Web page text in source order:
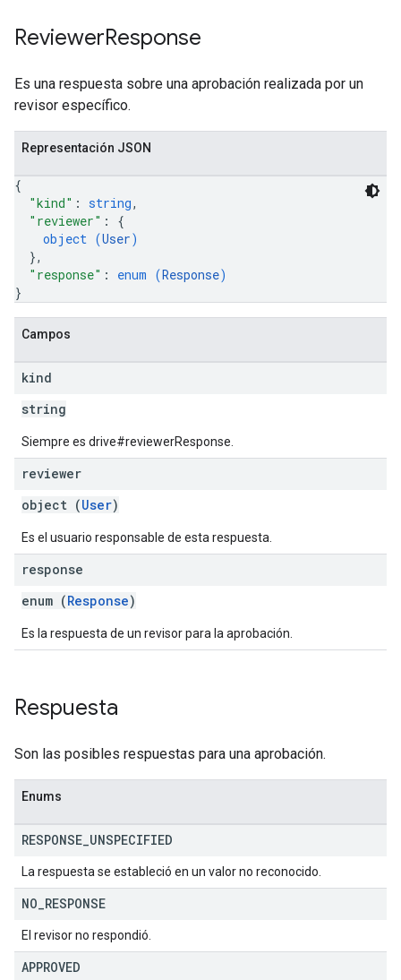
ReviewerResponse
Es una respuesta sobre una aprobación realizada por un
revisor específico.
Representación JSON
{
"kind" : string,
"reviewer" : {
object (User)
},
"response" : enum (Response)
}
Campos
kind
string
Siempre es drive#reviewerResponse.
reviewer
object (User)
Es el usuario responsable de esta respuesta.
response
enum (Response)
Es la respuesta de un revisor para la aprobación.
Respuesta
Son las posibles respuestas para una aprobación.
Enums
RESPONSE UNSPECIFIED
La respuesta se estableció en un valor no reconocido.
NO RESPONSE
El revisor no respondió.
APPROVED